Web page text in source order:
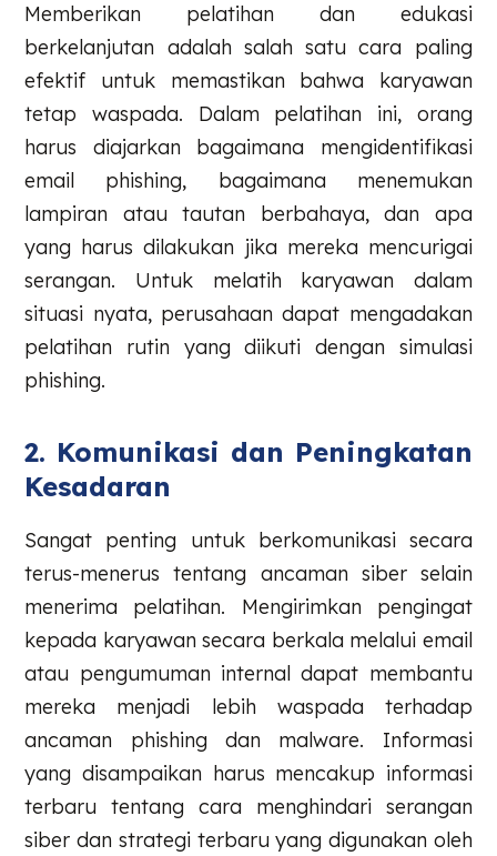
Memberikan pelatihan dan edukasi
berkelanjutan adalah salah satu cara paling
efektif untuk memastikan bahwa karyawan
tetap waspada. Dalam pelatihan ini, orang
harus diajarkan bagaimana mengidentifikasi
email phishing, bagaimana menemukan
lampiran atau tautan berbahaya, dan apa
yang harus dilakukan jika mereka mencurigai
serangan. Untuk melatih karyawan dalam
situasi nyata, perusahaan dapat mengadakan
pelatihan rutin yang diikuti dengan simulasi
phishing.
2. Komunikasi dan Peningkatan
Kesadaran
Sangat penting untuk berkomunikasi secara
terus-menerus tentang ancaman siber selain
menerima pelatihan. Mengirimkan pengingat
kepada karyawan secara berkala melalui email
atau pengumuman internal dapat membantu
mereka menjadi lebih waspada terhadap
ancaman phishing dan malware. Informasi
yang disampaikan harus mencakup informasi
terbaru tentang cara menghindari serangan
siber dan strategi terbaru yang digunakan oleh